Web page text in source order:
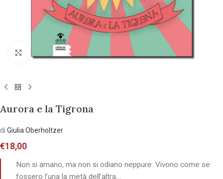
Allarga l'immagine
Aurora e la Tigrona
di Giulia Oberholtzer
€18,00
Non si amano, ma non si odiano neppure. Vivono come se
fossero l’una la metà dell’altra…